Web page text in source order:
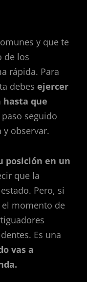
y que te
de los
rápida. Para
debes ejercer
hasta que
paso seguido
observar.
posición en un
que la
Pero, si
el momento de
Es una
vas a